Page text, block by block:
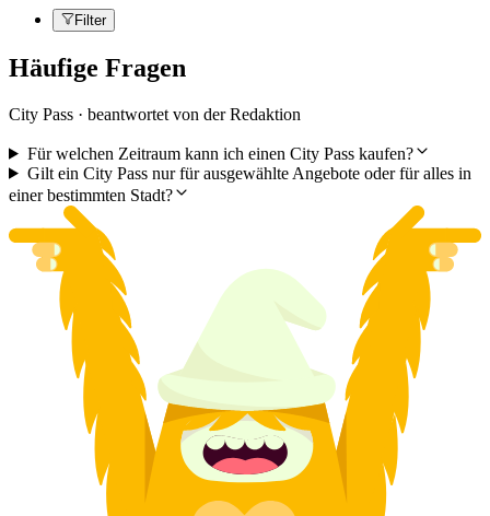
Filter
Häufige Fragen
City Pass · beantwortet von der Redaktion
Für welchen Zeitraum kann ich einen City Pass kaufen?
Gilt ein City Pass nur für ausgewählte Angebote oder für alles in
einer bestimmten Stadt?